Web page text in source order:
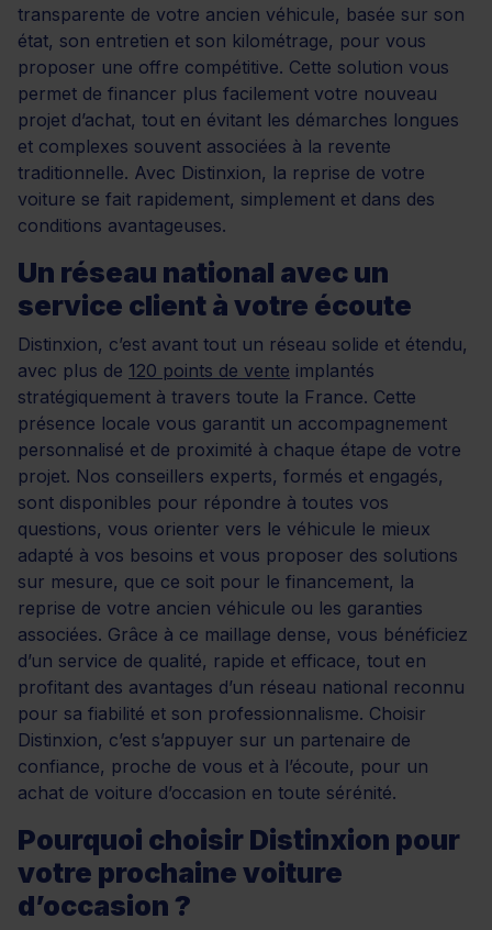
transparente de votre ancien véhicule, basée sur son
état, son entretien et son kilométrage, pour vous
proposer une offre compétitive. Cette solution vous
permet de financer plus facilement votre nouveau
projet d’achat, tout en évitant les démarches longues
et complexes souvent associées à la revente
traditionnelle. Avec Distinxion, la reprise de votre
voiture se fait rapidement, simplement et dans des
conditions avantageuses.
Un réseau national avec un
service client à votre écoute
Distinxion, c’est avant tout un réseau solide et étendu,
avec plus de 120 points de vente implantés
stratégiquement à travers toute la France. Cette
présence locale vous garantit un accompagnement
personnalisé et de proximité à chaque étape de votre
projet. Nos conseillers experts, formés et engagés,
sont disponibles pour répondre à toutes vos
questions, vous orienter vers le véhicule le mieux
adapté à vos besoins et vous proposer des solutions
sur mesure, que ce soit pour le financement, la
reprise de votre ancien véhicule ou les garanties
associées. Grâce à ce maillage dense, vous bénéficiez
d’un service de qualité, rapide et efficace, tout en
profitant des avantages d’un réseau national reconnu
pour sa fiabilité et son professionnalisme. Choisir
Distinxion, c’est s’appuyer sur un partenaire de
confiance, proche de vous et à l’écoute, pour un
achat de voiture d’occasion en toute sérénité.
Pourquoi choisir Distinxion pour
votre prochaine voiture
d’occasion ?